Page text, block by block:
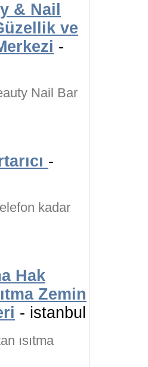
& Nail
ve
-
Nail Bar
-
kadar
Hak
Zemin
- istanbul
ısıtma